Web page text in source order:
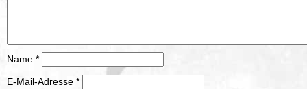
Name *
E-Mail-Adresse *